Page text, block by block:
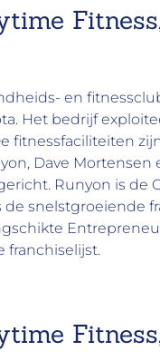
en
Het bedrijf
fitnessfaciliteiten
Dave Mortensen
Runyon is de
snelstgroeiende
franchiselijst.